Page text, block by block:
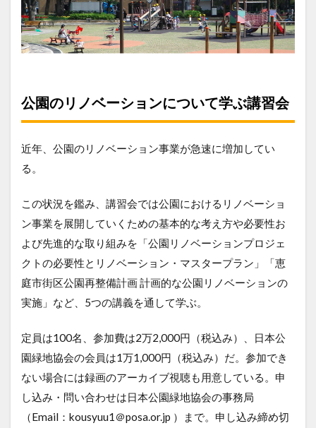
公園のリノベーションについて学ぶ講習会
近年、公園のリノベーション事業が急速に増加してい
る。
この状況を鑑み、講習会では公園におけるリノベーショ
ン事業を展開していくための基本的な考え方や必要性お
よび先進的な取り組みを「公園リノベーションプロジェ
クトの必要性とリノベーション・マスタープラン」「恵
庭市街区公園再整備計画 計画的な公園リノベーションの
実施」など、5つの講義を通して学ぶ。
定員は100名、参加費は2万2,000円（税込み）、日本公
園緑地協会の会員は1万1,000円（税込み）だ。参加でき
ない場合には録画のアーカイブ視聴も用意している。申
し込み・問い合わせは日本公園緑地協会の事務局
（Email：kousyuu1＠posa.or.jp ）まで。申し込み締め切